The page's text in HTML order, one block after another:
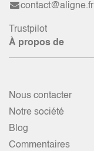
contact@aligne.fr
Trustpilot
À propos de
Nous contacter
Notre société
Blog
Commentaires